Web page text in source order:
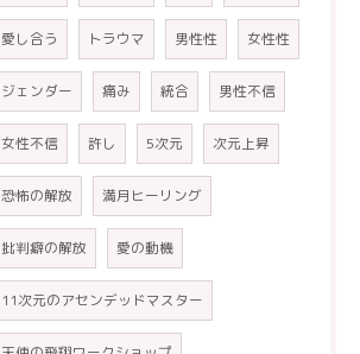
愛し合う トラウマ 男性性 女性性
ジェンダー 痛み 統合 男性不信
女性不信 許し 5次元 次元上昇
恐怖の解放 満月ヒーリング
批判癖の解放 愛の動機
11次元のアセンデッドマスター